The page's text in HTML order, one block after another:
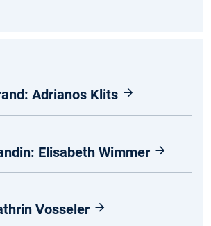
Adrianos Klits
Elisabeth Wimmer
Vosseler